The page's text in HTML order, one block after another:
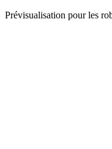
Prévisualisation pour les